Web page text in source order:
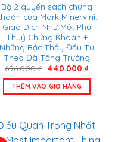
Bộ 2 quyển sách chứng
của Mark Minervini:
Giao Dịch Như Một Phù
Thuỷ Chứng Khoán +
Những Bậc Thầy Đầu Tư
Theo Đà Tăng Trưởng
696.000₫ Giá
là:
696.000 ₫.
440.000 ₫Giá
tại
THÊM VÀO GIỎ HÀNG